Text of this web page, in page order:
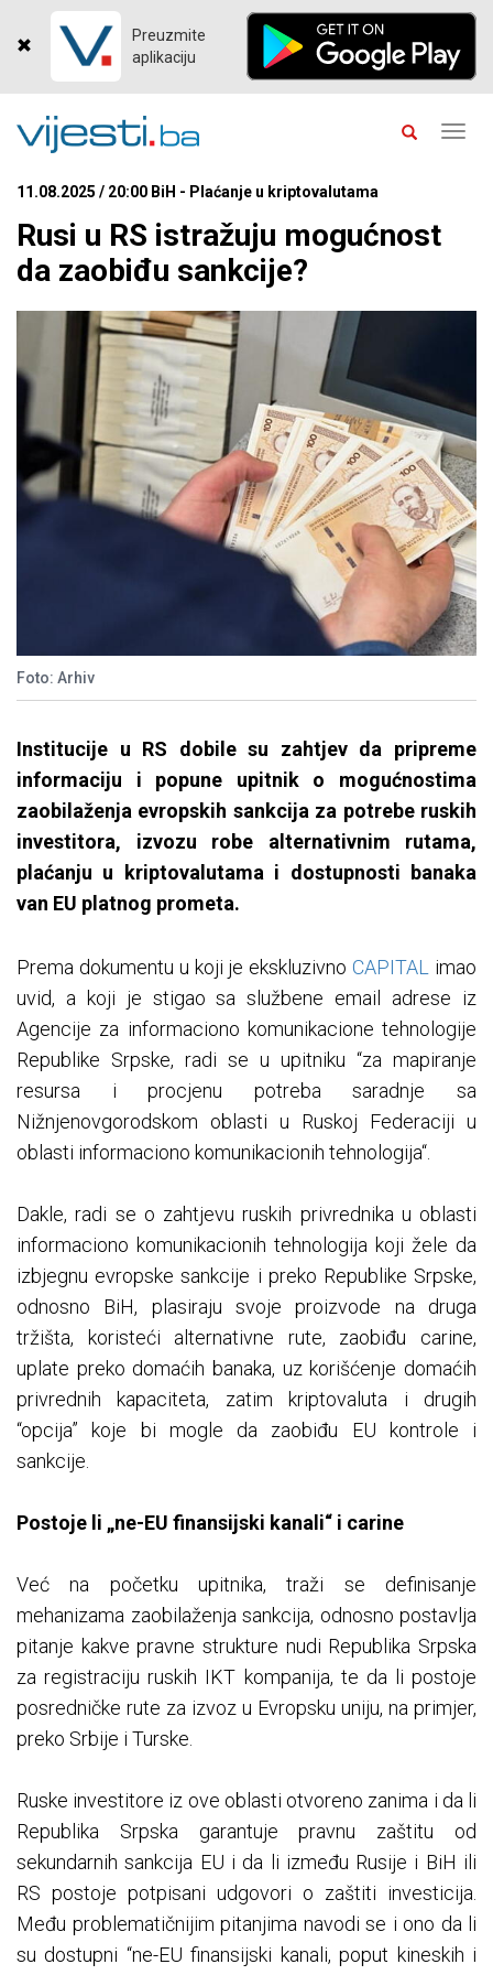
Preuzmite
aplikaciju
11.08.2025 / 20:00 BiH - Plaćanje u kriptovalutama
Rusi u RS istražuju mogućnost
da zaobiđu sankcije?
Foto: Arhiv
Institucije u RS dobile su zahtjev da pripreme
informaciju i popune upitnik o mogućnostima
zaobilaženja evropskih sankcija za potrebe ruskih
investitora, izvozu robe alternativnim rutama,
plaćanju u kriptovalutama i dostupnosti banaka
van EU platnog prometa.
Prema dokumentu u koji je ekskluzivno CAPITAL imao
uvid, a koji je stigao sa službene email adrese iz
Agencije za informaciono komunikacione tehnologije
Republike Srpske, radi se u upitniku “za mapiranje
resursa i procjenu potreba saradnje sa
Nižnjenovgorodskom oblasti u Ruskoj Federaciji u
oblasti informaciono komunikacionih tehnologija“.
Dakle, radi se o zahtjevu ruskih privrednika u oblasti
informaciono komunikacionih tehnologija koji žele da
izbjegnu evropske sankcije i preko Republike Srpske,
odnosno BiH, plasiraju svoje proizvode na druga
tržišta, koristeći alternativne rute, zaobiđu carine,
uplate preko domaćih banaka, uz korišćenje domaćih
privrednih kapaciteta, zatim kriptovaluta i drugih
“opcija” koje bi mogle da zaobiđu EU kontrole i
sankcije.
Postoje li „ne-EU finansijski kanali“ i carine
Već na početku upitnika, traži se definisanje
mehanizama zaobilaženja sankcija, odnosno postavlja
pitanje kakve pravne strukture nudi Republika Srpska
za registraciju ruskih IKT kompanija, te da li postoje
posredničke rute za izvoz u Evropsku uniju, na primjer,
preko Srbije i Turske.
Ruske investitore iz ove oblasti otvoreno zanima i da li
Republika Srpska garantuje pravnu zaštitu od
sekundarnih sankcija EU i da li između Rusije i BiH ili
RS postoje potpisani udgovori o zaštiti investicija.
Među problematičnijim pitanjima navodi se i ono da li
su dostupni “ne-EU finansijski kanali, poput kineskih i